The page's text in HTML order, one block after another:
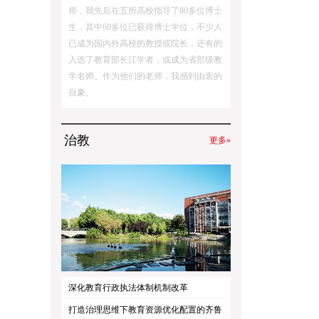
师，我先后在五所高校指导了80多位博士
生，其中60多位已获得博士学位，不少人
已成为国内外高校的教授或院长，还有的
入选了教育部长江学者，或成为省部级教
学名师。作为他们的老师，我感到由衷的
自豪。
治教 更多»
深化教育行政执法体制机制改革
打造治理思维下教育资源优化配置的齐鲁